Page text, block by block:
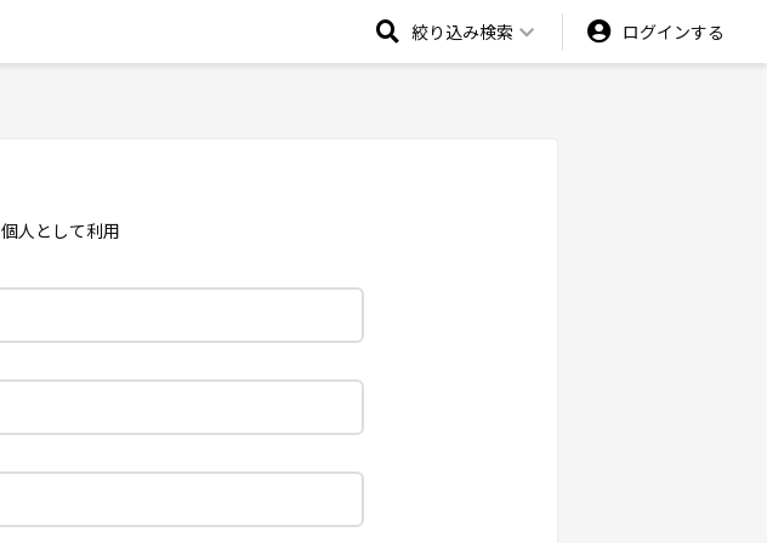
絞り込み検索 ログインする
個人として利用